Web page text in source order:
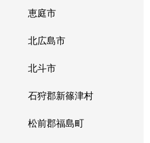
恵庭市
北広島市
北斗市
石狩郡新篠津村
松前郡福島町